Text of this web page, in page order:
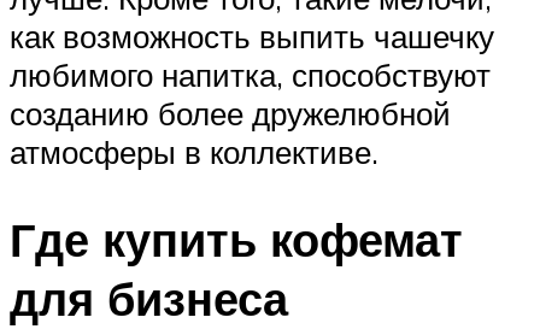
как возможность выпить чашечку
любимого напитка, способствуют
созданию более дружелюбной
атмосферы в коллективе.
Где купить кофемат
для бизнеса